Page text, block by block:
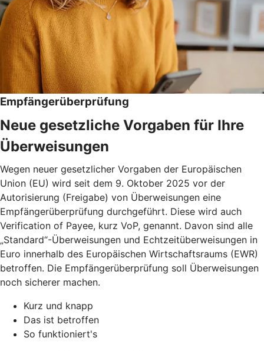
Empfängerüberprüfung
Neue gesetzliche Vorgaben für Ihre
Überweisungen
Wegen neuer gesetzlicher Vorgaben der Europäischen
Union (EU) wird seit dem 9. Oktober 2025 vor der
Autorisierung (Freigabe) von Überweisungen eine
Empfängerüberprüfung durchgeführt. Diese wird auch
Verification of Payee, kurz VoP, genannt. Davon sind alle
„Standard“-Überweisungen und Echtzeitüberweisungen in
Euro innerhalb des Europäischen Wirtschaftsraums (EWR)
betroffen. Die Empfängerüberprüfung soll Überweisungen
noch sicherer machen.
Kurz und knapp
Das ist betroffen
So funktioniert's